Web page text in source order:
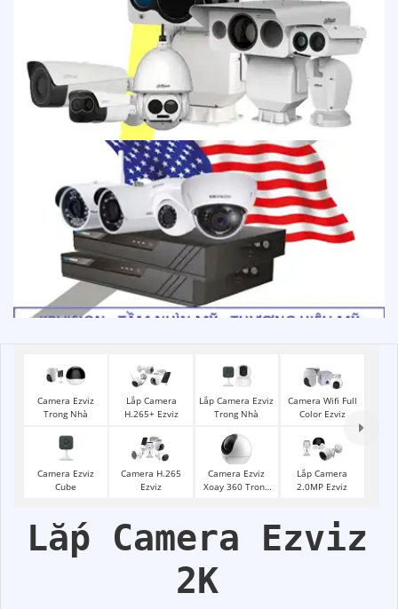
Camera Ezviz
Trong Nhà
Lắp Camera
H.265+ Ezviz
Lắp Camera Ezviz
Trong Nhà
Camera Wifi Full
Color Ezviz
Camera Ezviz
Cube
Camera H.265
Ezviz
Camera Ezviz
Xoay 360 Trong
Lắp Camera
2.0MP Ezviz
Lắp Camera Ezviz
2K